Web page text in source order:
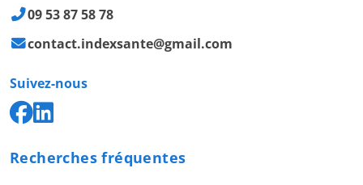
09 53 87 58 78
contact.indexsante@gmail.com
Suivez-nous
Recherches fréquentes